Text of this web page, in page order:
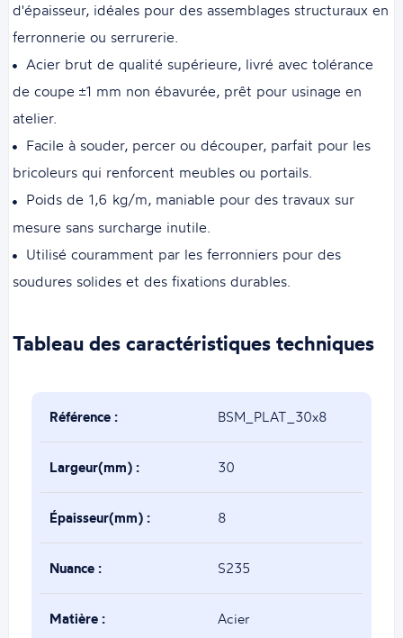
d'épaisseur, idéales pour des assemblages structuraux en
ferronnerie ou serrurerie.
Acier brut de qualité supérieure, livré avec tolérance
de coupe ±1 mm non ébavurée, prêt pour usinage en
atelier.
Facile à souder, percer ou découper, parfait pour les
bricoleurs qui renforcent meubles ou portails.
Poids de 1,6 kg/m, maniable pour des travaux sur
mesure sans surcharge inutile.
Utilisé couramment par les ferronniers pour des
soudures solides et des fixations durables.
Tableau des caractéristiques techniques
Référence : BSM_PLAT_30x8
Largeur(mm) : 30
Épaisseur(mm) : 8
Nuance : S235
Matière : Acier